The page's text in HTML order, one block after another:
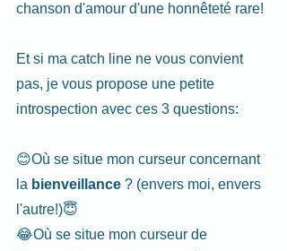
chanson d'amour d'une honnêteté rare!
Et si ma catch line ne vous convient
pas, je vous propose une petite
introspection avec ces 3 questions:
😊Où se situe mon curseur concernant
la bienveillance ? (envers moi, envers
l'autre!)😇
😂Où se situe mon curseur de